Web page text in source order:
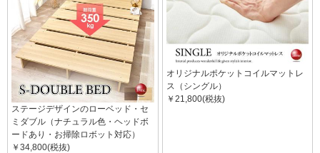
ステージデザインのローベッド・セ
ミダブル（ナチュラル色・ヘッドボ
ードあり・お掃除ロボット対応）
￥34,800(税抜)
オリジナルポケットコイルマットレ
ス（シングル）
￥21,800(税抜)